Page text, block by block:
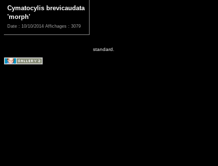
Cymatocylis brevicaudata
'morph'
Date : 10/10/2014 Affichages : 3079
standard.